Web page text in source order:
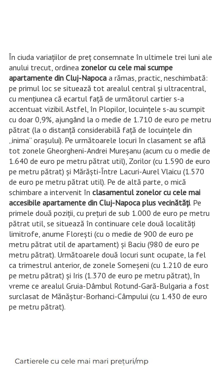
În ciuda variațiilor de preț consemnate în ultimele trei luni ale
anului trecut, ordinea zonelor cu cele mai scumpe
apartamente din Cluj-Napocaa rămas, practic, neschimbată:
pe primul loc se situează tot arealul central și ultracentral,
cu mențiunea că ecartul față de următorul cartier s-a
accentuat vizibil. Astfel, în Plopilor, locuințele s-au scumpit
cu doar 0,9%, ajungând la o medie de 1.710 de euro pe metru
pătrat (la o distanță considerabilă față de locuințele din
„inima” orașului). Pe următoarele locuri în clasament se află
tot zonele Gheorgheni-Andrei Mureșanu (acum cu o medie de
1.640 de euro pe metru pătrat util), Zorilor (cu 1.590 de euro
pe metru pătrat) și Mărăști-Între Lacuri-Aurel Vlaicu (1.570
de euro pe metru pătrat util). Pe de altă parte, o mică
schimbare a intervenit în clasamentul zonelor cu cele mai
accesibile apartamente din Cluj-Napoca plus vecinătăţi. Pe
primele două poziții, cu prețuri de sub 1.000 de euro pe metru
pătrat util, se situează în continuare cele două localități
limitrofe, anume Florești (cu o medie de 900 de euro pe
metru pătrat util de apartament) și Baciu (980 de euro pe
metru pătrat). Următoarele două locuri sunt ocupate, la fel
ca trimestrul anterior, de zonele Someșeni (cu 1.210 de euro
pe metru pătrat) și Iris (1.370 de euro pe metru pătrat), în
vreme ce arealul Gruia-Dâmbul Rotund-Gară-Bulgaria a fost
surclasat de Mănăștur-Borhanci-Câmpului (cu 1.430 de euro
pe metru pătrat).